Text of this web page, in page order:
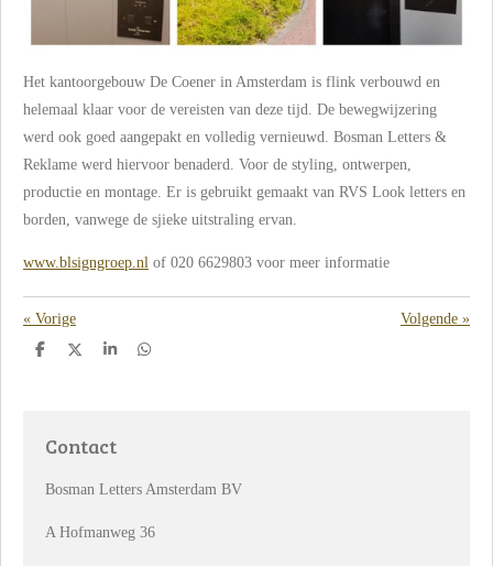
Het kantoorgebouw De Coener in Amsterdam is flink verbouwd en
helemaal klaar voor de vereisten van deze tijd. De bewegwijzering
werd ook goed aangepakt en volledig vernieuwd. Bosman Letters &
Reklame werd hiervoor benaderd. Voor de styling, ontwerpen,
productie en montage. Er is gebruikt gemaakt van RVS Look letters en
borden, vanwege de sjieke uitstraling ervan.
www.blsigngroep.nl of 020 6629803 voor meer informatie
« Vorige Volgende »
D
D
S
D
Contact
Bosman Letters Amsterdam BV
A Hofmanweg 36